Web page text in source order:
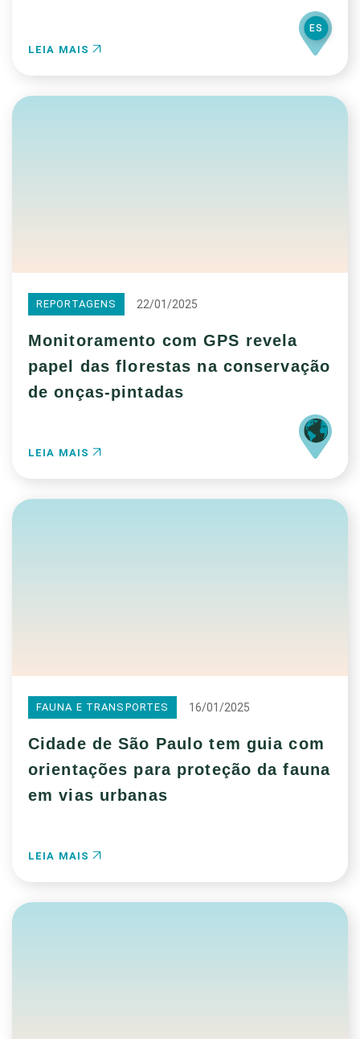
LEIA MAIS
ES
REPORTAGENS 22/01/2025
Monitoramento com GPS revela
papel das florestas na conservação
de onças-pintadas
LEIA MAIS
FAUNA E TRANSPORTES 16/01/2025
Cidade de São Paulo tem guia com
orientações para proteção da fauna
em vias urbanas
LEIA MAIS